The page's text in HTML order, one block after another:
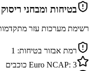
בטיחות ומבחני ריסוק
רשימת מערכות עזר
רמת אבזור בטיחות: 1
Euro NCAP: 3
כוכבים